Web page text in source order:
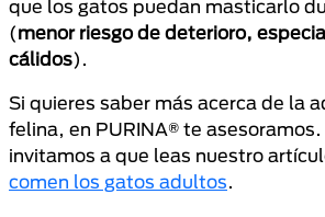
que los gatos puedan masticarlo
(menor riesgo de deterioro,
cálidos).
Si quieres saber más acerca de la
felina, en PURINA® te
invitamos a que leas nuestro
comen los gatos adultos.